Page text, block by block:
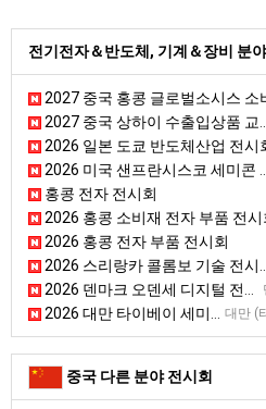
전기전자＆반도체, 기계＆장비 분
2027 중국 홍콩 글로벌소시스 소비재전자
2027 중국 상하이 수출입상품 교역 전시회
2026 일본 도쿄 반도체산업 전시
2026 미국 샌프란시스코 세미콘 웨스트
홍콩 전자 전시회
2026 홍콩 소비재 전자 부품 전시회 [Global Sources Consumer Electronic
2026 홍콩 전자 부품 전시회
2026 스리랑카 콜롬보 기술 전시회 [TECHNO]
2026 덴마크 오덴세 디지털 전시회 [Digitization Exhibition]
대만 (
2026 대만 타이베이 세미콘 반도체 전시회 [Semicon Taiwan]
중국 다른 분야 전시회